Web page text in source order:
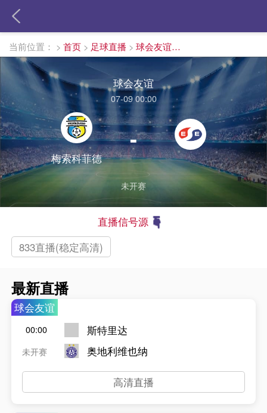
当前位置： > 首页 > 足球直播 > 球会友谊直播
球会友谊
07-09 00:00
梅索科菲德
-
未开赛
直播信号源
833直播(稳定高清)
最新直播
球会友谊
00:00
未开赛
斯特里达
奥地利维也纳
高清直播